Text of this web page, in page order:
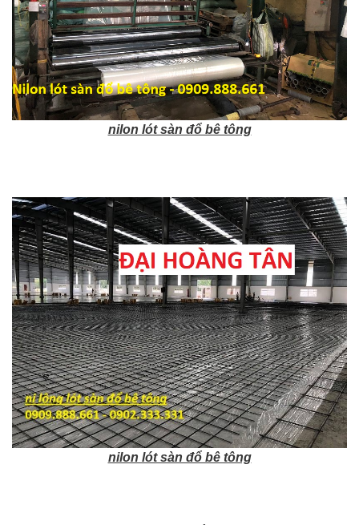
nilon lót sàn đổ bê tông
nilon lót sàn đổ bê tông